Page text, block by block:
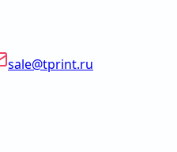
sale@tprint.ru